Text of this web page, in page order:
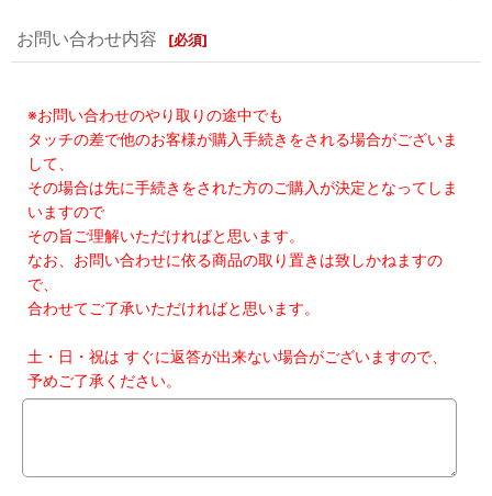
お問い合わせ内容 [必須]
※お問い合わせのやり取りの途中でも
タッチの差で他のお客様が購入手続きをされる場合がございま
して、
その場合は先に手続きをされた方のご購入が決定となってしま
いますので
その旨ご理解いただければと思います。
なお、お問い合わせに依る商品の取り置きは致しかねますの
で、
合わせてご了承いただければと思います。
土・日・祝は すぐに返答が出来ない場合がございますので、
予めご了承ください。